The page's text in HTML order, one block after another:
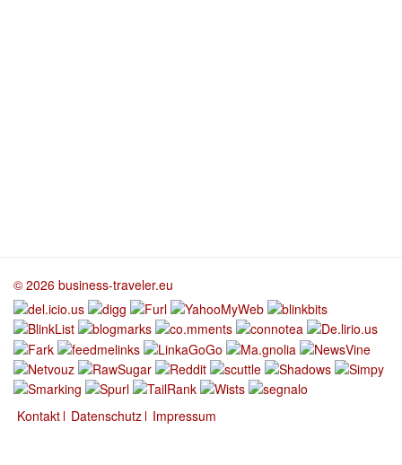
© 2026 business-traveler.eu
Kontakt Datenschutz Impressum